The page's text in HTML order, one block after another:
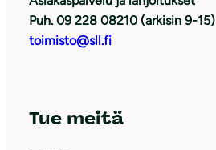
Puh. 09 228 08210 (arkisin 9-15)
toimisto@sll.fi
Tue meitä